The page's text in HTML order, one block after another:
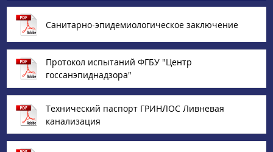
Санитарно-эпидемиологическое заключение
Протокол испытаний ФГБУ "Центр
госсанэпиднадзора"
Технический паспорт ГРИНЛОС Ливневая
канализация